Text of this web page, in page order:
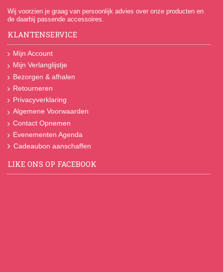
Wij voorzien je graag van persoonlijk advies over onze producten en
de daarbij passende accessoires.
KLANTENSERVICE
Mijn Account
Mijn Verlanglijstje
Bezorgen & afhalen
Retourneren
Privacyverklaring
Algemene Voorwaarden
Contact Opnemen
Evenementen Agenda
Cadeaubon aanschaffen
LIKE ONS OP FACEBOOK